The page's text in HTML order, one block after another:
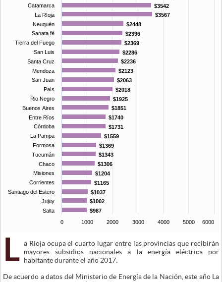
$3542
$3542
$3567
$3567
$2448
$2448
$2396
$2396
$2369
$2369
$2286
$2286
$2236
$2236
$2123
$2123
$2063
$2063
$2018
$2018
$1925
$1925
$1851
$1851
$1740
$1740
$1731
$1731
$1559
$1559
$1369
$1369
$1343
$1343
$1306
$1306
$1204
$1204
$1165
$1165
$1037
$1037
$1002
$1002
$987
$987
Catamarca
La RIoja
Neuquén
Sanata fé
Tierra del Fuego
San Luis
Santa Cruz
Mendoza
San Juan
País
Rio Negro
Buenos Aires
Entre Ríos
Córdoba
La Pampa
Formosa
Tucumán
Chaco
Misiones
Corrientes
Santiago del Estero
Jujuy
Salta
0
1000 2000 3000 4000 5000 6000
L
a Rioja ocupa el cuarto lugar entre las provincias que recibirán
mayores subsidios nacionales a la energía eléctrica por
habitante durante el año 2017.
De acuerdo a datos del Ministerio de Energía de la Nación, este año La